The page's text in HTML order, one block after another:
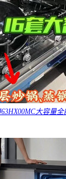
大容量